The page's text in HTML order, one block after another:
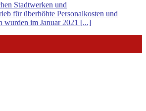
Stadtwerken und
für überhöhte Personalkosten und
wurden im Januar 2021 [...]